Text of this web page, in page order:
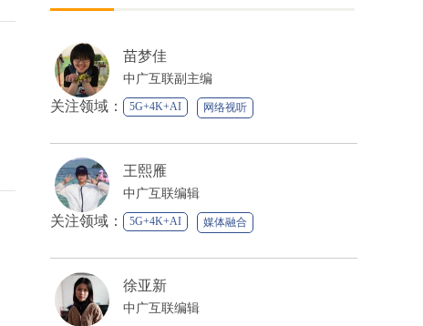
苗梦佳
中广互联副主编
关注领域： 5G+4K+AI 网络视听
媒体融合
王熙雁
中广互联编辑
关注领域： 5G+4K+AI 媒体融合
徐亚新
中广互联编辑